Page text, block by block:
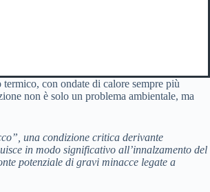
con ondate di calore sempre più
non è solo un problema ambientale, ma
, una condizione critica derivante
in modo significativo all’innalzamento del
potenziale di gravi minacce legate a